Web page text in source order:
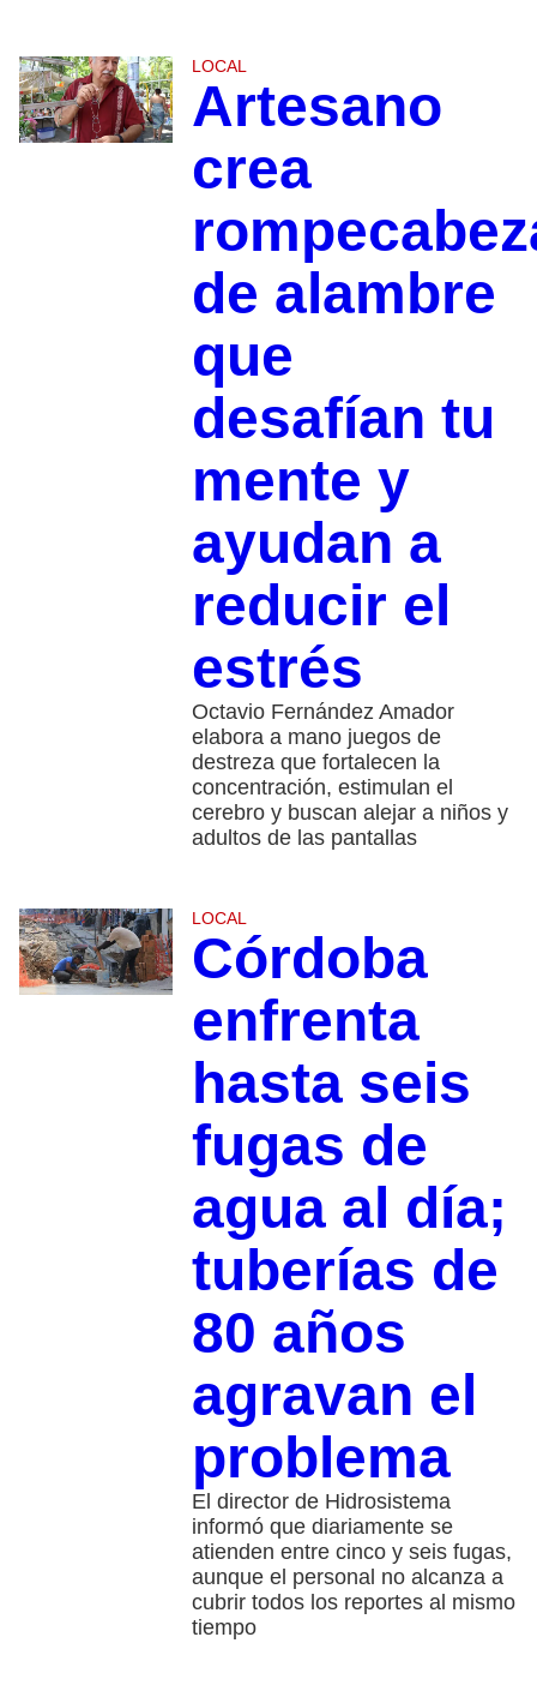
LOCAL
Artesano
crea
de alambre
que
desafían tu
mente y
ayudan a
reducir el
estrés
Octavio Fernández Amador
elabora a mano juegos de
destreza que fortalecen la
concentración, estimulan el
cerebro y buscan alejar a niños y
adultos de las pantallas
LOCAL
Córdoba
enfrenta
hasta seis
fugas de
agua al día;
tuberías de
80 años
agravan el
problema
El director de Hidrosistema
informó que diariamente se
atienden entre cinco y seis fugas,
aunque el personal no alcanza a
cubrir todos los reportes al mismo
tiempo